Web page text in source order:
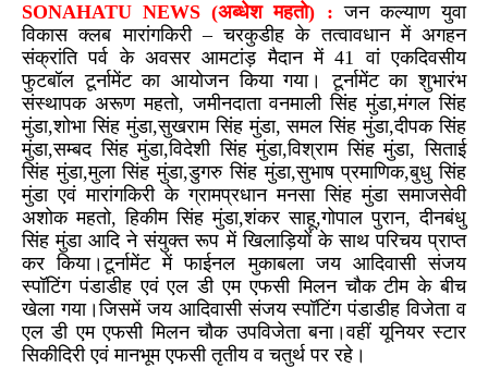
SONAHATU NEWS (अब्धेश महतो) : जन कल्याण युवा
विकास क्लब मारांगकिरी – चरकुडीह के तत्वावधान में अगहन
संक्रांति पर्व के अवसर आमटांड़ मैदान में 41 वां एकदिवसीय
फुटबॉल टूर्नामेंट का आयोजन किया गया। टूर्नामेंट का शुभारंभ
संस्थापक अरूण महतो, जमीनदाता वनमाली सिंह मुंडा,मंगल सिंह
मुंडा,शोभा सिंह मुंडा,सुखराम सिंह मुंडा, समल सिंह मुंडा,दीपक सिंह
मुंडा,सम्बद सिंह मुंडा,विदेशी सिंह मुंडा,विश्राम सिंह मुंडा, सिताई
सिंह मुंडा,मुला सिंह मुंडा,डुगरु सिंह मुंडा,सुभाष प्रमाणिक,बुधु सिंह
मुंडा एवं मारांगकिरी के ग्रामप्रधान मनसा सिंह मुंडा समाजसेवी
अशोक महतो, हिकीम सिंह मुंडा,शंकर साहू,गोपाल पुरान, दीनबंधु
सिंह मुंडा आदि ने संयुक्त रूप में खिलाड़ियों के साथ परिचय प्राप्त
कर किया।टूर्नामेंट में फाईनल मुकाबला जय आदिवासी संजय
स्पॉटिंग पंडाडीह एवं एल डी एम एफसी मिलन चौक टीम के बीच
खेला गया।जिसमें जय आदिवासी संजय स्पॉटिंग पंडाडीह विजेता व
एल डी एम एफसी मिलन चौक उपविजेता बना।वहीं यूनियर स्टार
सिकीदिरी एवं मानभूम एफसी तृतीय व चतुर्थ पर रहे।